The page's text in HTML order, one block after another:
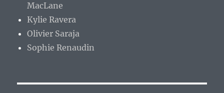
MacLane
Kylie Ravera
Olivier Saraja
Sophie Renaudin